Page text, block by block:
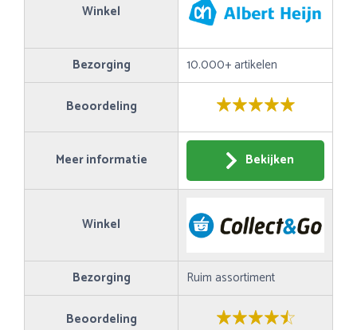
Winkel
Bezorging 10.000+ artikelen
Beoordeling
Meer informatie Bekijken
Winkel
Bezorging Ruim assortiment
Beoordeling